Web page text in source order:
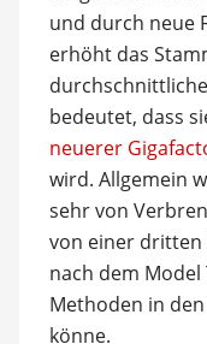
und durch neue
erhöht das
bedeutet, dass
neuerer
wird. Allgemein
sehr von
von einer dritten
nach dem
Methoden in
könne.